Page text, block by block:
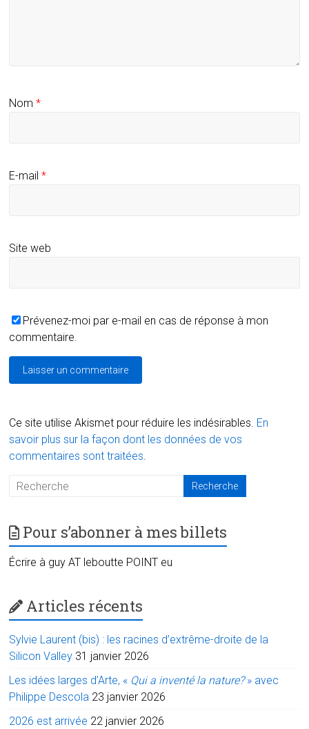
Nom*
E-mail*
Site web
Prévenez-moi par e-mail en cas de réponse à mon
commentaire.
Ce site utilise Akismet pour réduire les indésirables. En
savoir plus sur la façon dont les données de vos
commentaires sont traitées.
Pour s’abonner à mes billets
Écrire à guy AT leboutte POINT eu
Articles récents
Sylvie Laurent (bis) : les racines d’extrême-droite de la
Silicon Valley 31 janvier 2026
Les idées larges d’Arte, « Qui a inventé la nature?» avec
Philippe Descola 23 janvier 2026
2026 est arrivée 22 janvier 2026